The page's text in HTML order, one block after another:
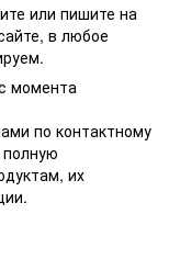
или пишите на
в любое
момента
по контактному
полную
их